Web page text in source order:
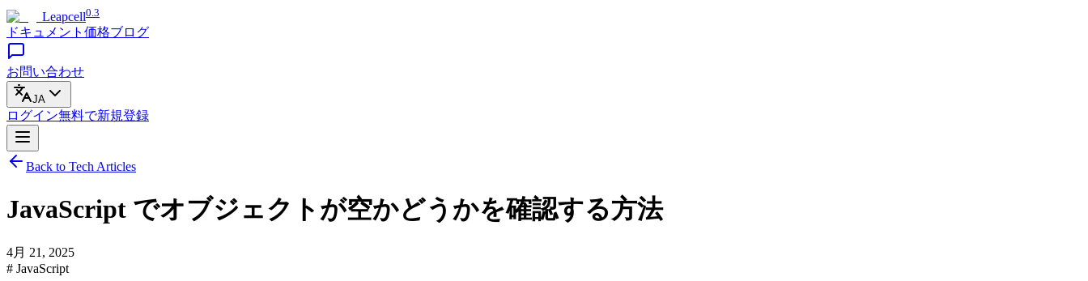
Leapcell0.3
ドキュメント 価格ブログ
お問い合わせ
JA
ログイン無料で新規登録
Back to Tech Articles
JavaScript でオブジェクトが空かどうかを確認する方法
4月 21, 2025
# JavaScript